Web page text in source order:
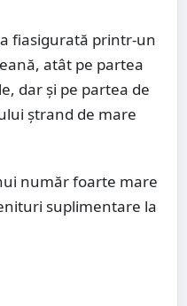
fiasigurată printr-un
atât pe partea
dar și pe partea de
ștrand de mare
număr foarte mare
suplimentare la